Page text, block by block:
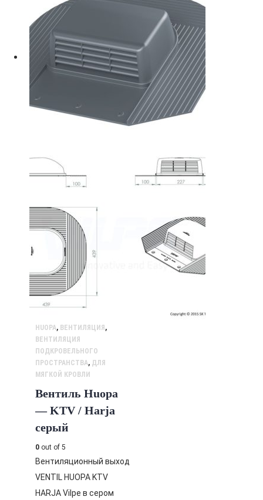
HUOPA, ВЕНТИЛЯЦИЯ ,
ВЕНТИЛЯЦИЯ
ПОДКРОВЕЛЬНОГО
ПРОСТРАНСТВА, ДЛЯ
МЯГКОЙ КРОВЛИ
Вентиль Huopa
— KTV / Harja
серый
0 out of 5
Вентиляционный выход
VENTIL HUOPA KTV
HARJA Vilpe в сером